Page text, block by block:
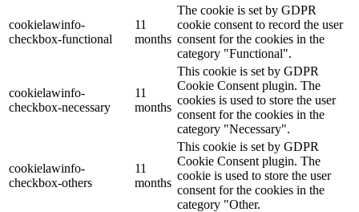
cookielawinfo-
checkbox-functional
11
months
The cookie is set by GDPR
cookie consent to record the user
consent for the cookies in the
category "Functional".
cookielawinfo-
checkbox-necessary
11
months
This cookie is set by GDPR
Cookie Consent plugin. The
cookies is used to store the user
consent for the cookies in the
category "Necessary".
cookielawinfo-
checkbox-others
11
months
This cookie is set by GDPR
Cookie Consent plugin. The
cookie is used to store the user
consent for the cookies in the
category "Other.